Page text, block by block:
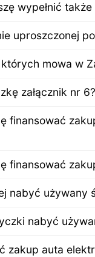
wypełnić także
uproszczonej
mowa w
załącznik nr 6?
finansować
finansować
nabyć używany
nabyć
zakup auta